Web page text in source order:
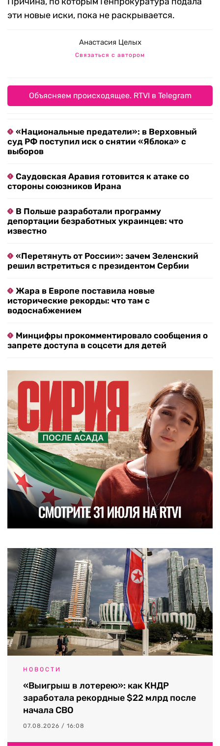
эти новые иски, пока не раскрывается.
Анастасия Целых
Связаться с автором
Объясняем происходящее. RTVI в Telegram
«Национальные предатели»: в Верховный
суд РФ поступил иск о снятии «Яблока» с
выборов
Саудовская Аравия готовится к атаке со
стороны союзников Ирана
В Польше разработали программу
депортации безработных украинцев: что
известно
«Перетянуть от России»: зачем Зеленский
решил встретиться с президентом Сербии
Жара в Европе поставила новые
исторические рекорды: что там с
водоснабжением
Минцифры прокомментировало сообщения о
запрете доступа в соцсети для детей
НОВОСТИ
«Выигрыш в лотерею»: как КНДР
заработала рекордные $22 млрд после
начала СВО
07.08.2026 / 16:08